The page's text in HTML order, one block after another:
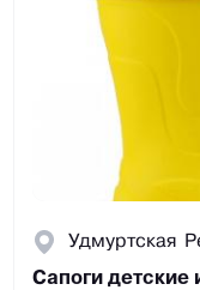
Удмуртская
Сапоги